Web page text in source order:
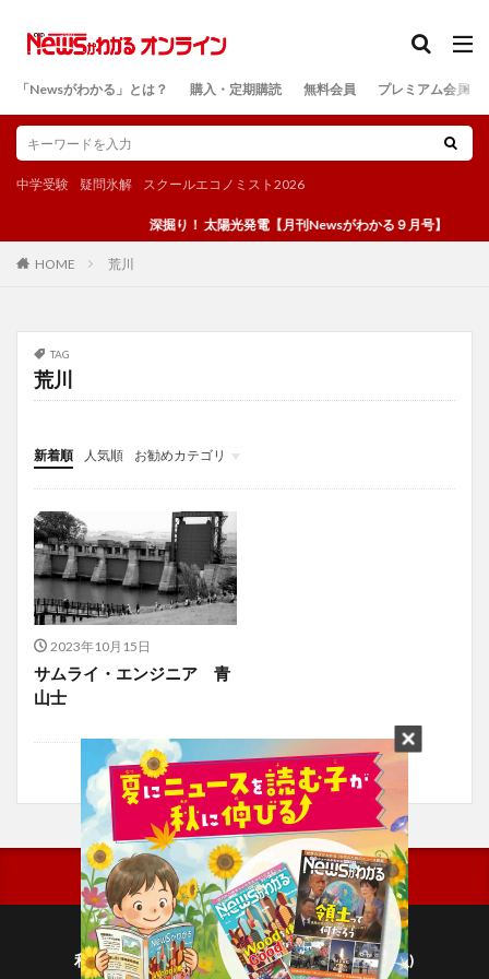
「Newsがわかる」とは？ 購入・定期購読 無料会員 プレミアム会員
中学受験 疑問氷解 スクールエコノミスト2026
深掘り！ 太陽光発電【月刊Newsがわかる９月号】
HOME 荒川
TAG
荒川
新着順 人気順
お勧めカテゴリ
投稿
学び
マンガ
電子書籍
2023年10月15日
サムライ・エンジニア 青
山士
利用規約
プライバシーポリシー(毎日新聞出版)
検索